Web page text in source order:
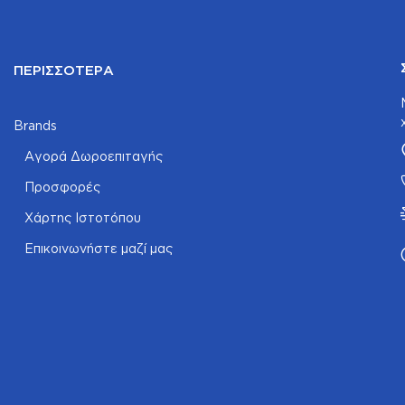
ΠΕΡΙΣΣΌΤΕΡΑ
Brands
Αγορά Δωροεπιταγής
Προσφορές
Χάρτης Ιστοτόπου
Επικοινωνήστε μαζί μας